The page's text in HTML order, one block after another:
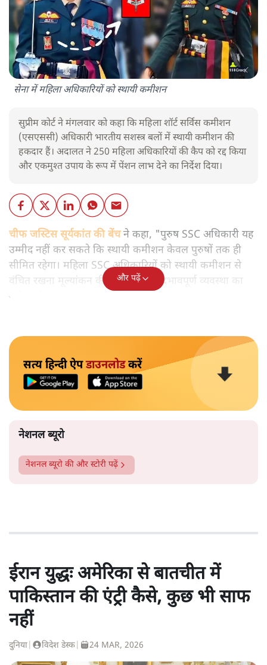
सेना में महिला अधिकारियों को स्थायी कमीशन
सुप्रीम कोर्ट ने मंगलवार को कहा कि महिला शॉर्ट सर्विस कमीशन
(एसएससी) अधिकारी भारतीय सशस्त्र बलों में स्थायी कमीशन की
हकदार हैं। अदालत ने 250 महिला अधिकारियों की कैप को रद्द किया
और एकमुश्त उपाय के रूप में पेंशन लाभ देने का निर्देश दिया।
चीफ जस्टिस सूर्यकांत की बेंचने कहा, "पुरुष SSC अधिकारी यह
उम्मीद नहीं कर सकते कि स्थायी कमीशन केवल पुरुषों तक ही
सीमित रहेगा। महिला SSC अधिकारियों को स्थायी कमीशन से
वंचित रखना मूल्यांकन की जड़ में बसी भेदभावपूर्ण व्यवस्था का
नतीजा है।"
और पढ़ें
सत्य हिन्दी ऐपडाउनलोडकरें
नेशनल ब्यूरो
नेशनल ब्यूरो की और स्टोरी पढ़ें
ईरान युद्धः अमेरिका से बातचीत में
पाकिस्तान की एंट्री कैसे, कुछ भी साफ
नहीं
दुनिया विदेश डेस्क 24 MAR, 2026